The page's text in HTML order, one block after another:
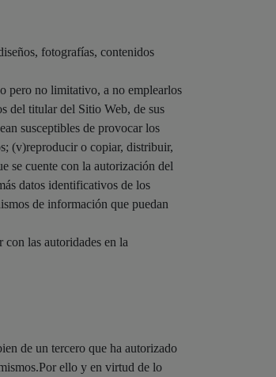
fotografías, contenidos
pero no limitativo, a no emplearlos
del titular del Sitio Web, de sus
susceptibles de provocar los
(v)reproducir o copiar, distribuir,
se cuente con la autorización del
datos identificativos de los
de información que puedan
las autoridades en la
de un tercero que ha autorizado
ello y en virtud de lo